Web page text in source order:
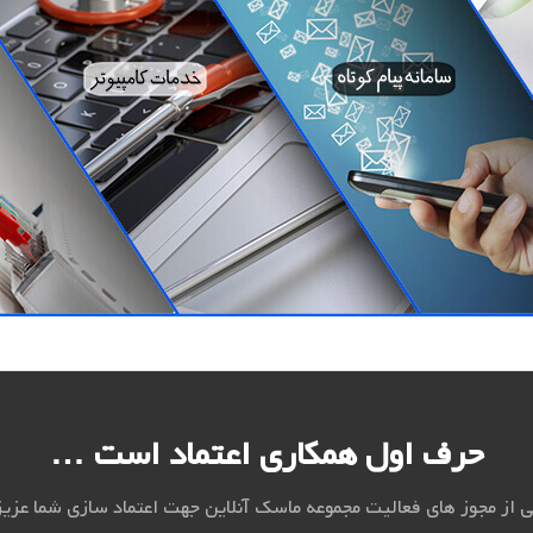
حرف اول همکاری اعتماد است …
از مجوز های فعالیت مجموعه ماسک آنلاین جهت اعتماد سازی شما